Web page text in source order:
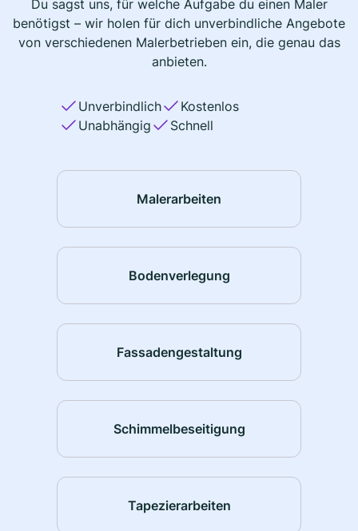
Du sagst uns, für welche Aufgabe du einen Maler
benötigst – wir holen für dich unverbindliche Angebote
von verschiedenen Malerbetrieben ein, die genau das
anbieten.
Unverbindlich
Kostenlos
Unabhängig
Schnell
Malerarbeiten
Bodenverlegung
Fassadengestaltung
Schimmelbeseitigung
Tapezierarbeiten